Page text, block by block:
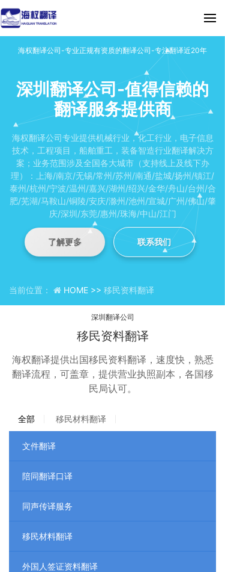
海权翻译公司-专业正规有资质的翻译公司-专注翻译近20年
深圳翻译公司-值得信赖的
翻译服务提供商
海权翻译公司专业提供机械行业，化工行业，电子信息
技术，工程项目，船舶重工，装备智造行业翻译解决方
案；业务范围涉及全国各大城市（支持线上及线下办
理）：上海/南京/无锡/常州/苏州/南通/盐城/扬州/镇江/
泰州/杭州/宁波/温州/嘉兴/湖州/绍兴/金华/舟山/台州/合
肥/芜湖/马鞍山/铜陵/安庆/滁州/池州/宣城/广州/佛山/肇
庆/深圳/东莞/惠州/珠海/中山/江门
了解更多 联系我们
当前位置： HOME >> 移民资料翻译
深圳翻译公司
移民资料翻译
海权翻译提供出国移民资料翻译，速度快，熟悉
翻译流程，可盖章，提供营业执照副本，各国移
民局认可。
全部 移民材料翻译
文件翻译
陪同翻译口译
同声传译服务
移民材料翻译
外国人签证资料翻译